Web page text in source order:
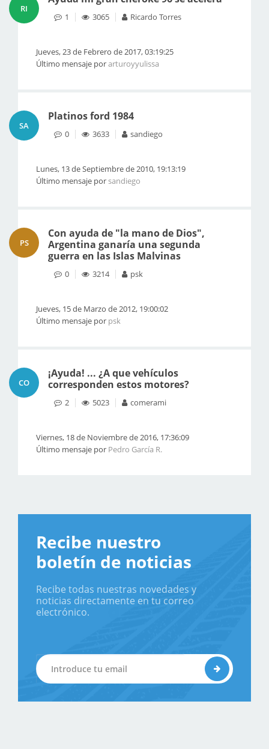
RI
1 3065 Ricardo Torres
Jueves, 23 de Febrero de 2017, 03:19:25
Último mensaje porarturoyyulissa
SA
Platinos ford 1984
0 3633 sandiego
Lunes, 13 de Septiembre de 2010, 19:13:19
Último mensaje porsandiego
PS
Con ayuda de "la mano de Dios",
Argentina ganaría una segunda
guerra en las Islas Malvinas
0 3214 psk
Jueves, 15 de Marzo de 2012, 19:00:02
Último mensaje por psk
CO
¡Ayuda! ... ¿A que vehículos
corresponden estos motores?
2 5023 comerami
Viernes, 18 de Noviembre de 2016, 17:36:09
Último mensaje por Pedro García R.
Recibe nuestro
boletín de noticias
Recibe todas nuestras novedades y
noticias directamente en tu correo
electrónico.